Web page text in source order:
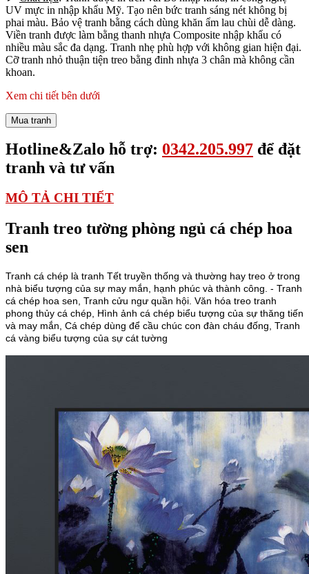
UV mực in nhập khẩu Mỹ. Tạo nên bức tranh sáng nét không bị
phai màu. Bảo vệ tranh bằng cách dùng khăn ẩm lau chùi dễ dàng.
Viền tranh được làm bằng thanh nhựa Composite nhập khẩu có
nhiều màu sắc đa dạng. Tranh nhẹ phù hợp với không gian hiện đại.
Cỡ tranh nhỏ thuận tiện treo bằng đinh nhựa 3 chân mà không cần
khoan.
Xem chi tiết bên dưới
Mua tranh
Hotline&Zalo hỗ trợ: 0342.205.997 để đặt
tranh và tư vấn
MÔ TẢ CHI TIẾT
Tranh treo tường phòng ngủ cá chép hoa
sen
Tranh cá chép là tranh Tết truyền thống và thường hay treo ở trong
nhà biểu tượng của sự may mắn, hạnh phúc và thành công. - Tranh
cá chép hoa sen, Tranh cửu ngư quần hội. Văn hóa treo tranh
phong thủy cá chép, Hình ảnh cá chép biểu tượng của sự thăng tiến
và may mắn, Cá chép dùng để cầu chúc con đàn cháu đống, Tranh
cá vàng biểu tượng của sự cát tường